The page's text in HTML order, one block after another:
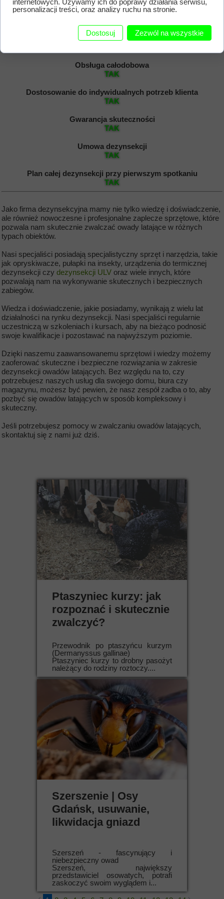
Czas realizacji zlecenia - 24H
Jeden technik od początku do końca zlecenia
Obsługa całodobowa
TAK
Dostosowanie do indywidualnych potrzeb klienta
TAK
Gwarancja skuteczności
TAK
Umowa dezynsekcji
TAK
Plan całej dezynsekcji przy pierwszym spotkaniu
TAK
Jako firma dezynsekcyjna mamy nie tylko wiedzę i doświadczenie,
ale również nowoczesne i profesjonalne zaplecze sprzętowe, które
pozwala nam skutecznie zwalczać owady latające w różnych
typach obiektów.
Nasi specjaliści posiadają specjalistyczny sprzęt i narzędzia, takie
jak opryskiwacze, pułapki na insekty, urządzenia do termicznej
dezynsekcji czy dezynsekcji ULV oraz wiele innych, które
pozwalają nam na wykonywanie skutecznych i bezpiecznych
zabiegów.
Wiedza i doświadczenie, jakie posiadamy, wynikają z wielu lat
działalności na rynku dezynsekcji. Nasi specjaliści regularnie
uczestniczą w szkoleniach i kursach, aby na bieżąco podnosić
swoje kwalifikacje i pozostawać na najwyższym poziomie.
Dzięki naszemu zaawansowanemu sprzętowi i wiedzy możemy
zaoferować skuteczne i bezpieczne rozwiązania w zakresie
dezynsekcji owadów latających. Bez względu na to, czy
potrzebujesz naszych usług dla swojego domu, biura czy
magazynu, możesz być pewien, że nasz zespół zadba o to, aby
pozbyć się owadów latających w sposób kompleksowy i
skuteczny.
Jeśli potrzebujesz pomocy w zwalczaniu owadów latających,
skontaktuj się z nami już dziś.
Ptaszyniec kurzy: jak
rozpoznać i skutecznie
zwalczyć?
Przewodnik po ptaszyńcu kurzym
(Dermanyssus gallinae)
Ptaszyniec kurzy to drobny pasożyt
należący do rodziny roztoczy....
Szerszenie | Osy
Gdańsk, usuwanie,
likwidacja gniazd
Szerszeń - fascynujący i
niebezpieczny owad
Szerszeń, największy
przedstawiciel osowatych, potrafi
zaskoczyć swoim wyglądem i...
internetowych. Używamy ich do poprawy działania serwisu,
personalizacji treści, oraz analizy ruchu na stronie.
Dostosuj Zezwól na wszystkie